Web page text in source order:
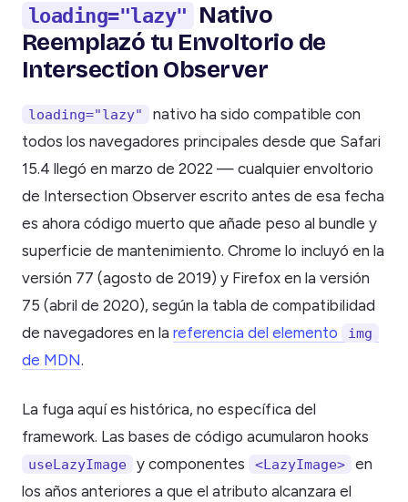
loading="lazy"
Nativo
Reemplazó tu Envoltorio de
Intersection Observer
loading="lazy"
nativo ha sido compatible con
todos los navegadores principales desde que Safari
15.4 llegó en marzo de 2022 — cualquier envoltorio
de Intersection Observer escrito antes de esa fecha
es ahora código muerto que añade peso al bundle y
superficie de mantenimiento. Chrome lo incluyó en la
versión 77 (agosto de 2019) y Firefox en la versión
75 (abril de 2020), según la tabla de compatibilidad
de navegadores en la referencia del elemento img
de MDN.
La fuga aquí es histórica, no específica del
framework. Las bases de código acumularon hooks
useLazyImage y componentes <LazyImage>
en
los años anteriores a que el atributo alcanzara el